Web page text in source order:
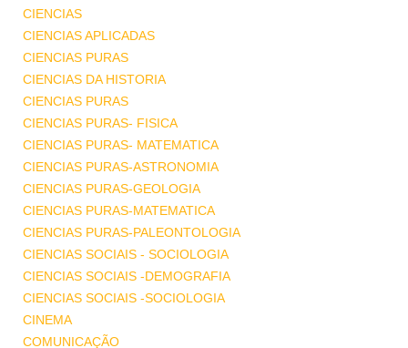
CIENCIAS
CIENCIAS APLICADAS
CIENCIAS PURAS
CIENCIAS DA HISTORIA
CIENCIAS PURAS
CIENCIAS PURAS- FISICA
CIENCIAS PURAS- MATEMATICA
CIENCIAS PURAS-ASTRONOMIA
CIENCIAS PURAS-GEOLOGIA
CIENCIAS PURAS-MATEMATICA
CIENCIAS PURAS-PALEONTOLOGIA
CIENCIAS SOCIAIS - SOCIOLOGIA
CIENCIAS SOCIAIS -DEMOGRAFIA
CIENCIAS SOCIAIS -SOCIOLOGIA
CINEMA
COMUNICAÇÃO